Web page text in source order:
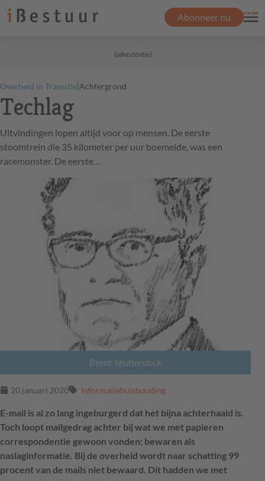
Abonneer nu
(advertentie)
Overheid in Transitie|Achtergrond
Techlag
Uitvindingen lopen altijd voor op mensen. De eerste
stoomtrein die 35 kilometer per uur boemelde, was een
racemonster. De eerste…
Beeld: Shutterstock
20 januari 2020 Informatiehuishouding
E-mail is al zo lang ingeburgerd dat het bijna achterhaald is.
Toch loopt mailgedrag achter bij wat we met papieren
correspondentie gewoon vonden: bewaren als
naslaginformatie. Bij de overheid wordt naar schatting 99
procent van de mails niet bewaard. Dit hadden we met